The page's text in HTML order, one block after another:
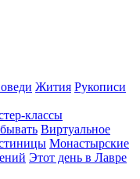
Жития Рукописи
классы
Виртуальное
Монастырские
Этот день в Лавре